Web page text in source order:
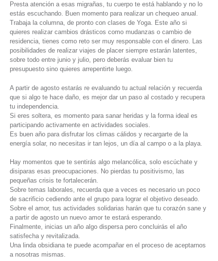
Presta atención a esas migrañas, tu cuerpo te está hablando y no lo
estás escuchando. Buen momento para realizar un chequeo anual.
Trabaja la columna, de pronto con clases de Yoga. Este año si
quieres realizar cambios drásticos como mudanzas o cambio de
residencia, tienes como reto ser muy responsable con el dinero. Las
posibilidades de realizar viajes de placer siempre estarán latentes,
sobre todo entre junio y julio, pero deberás evaluar bien tu
presupuesto sino quieres arrepentirte luego.
A partir de agosto estarás re evaluando tu actual relación y recuerda
que si algo te hace daño, es mejor dar un paso al costado y recupera
tu independencia.
Si eres soltera, es momento para sanar heridas y la forma ideal es
participando activamente en actividades sociales.
Es buen año para disfrutar los climas cálidos y recargarte de la
energía solar, no necesitas ir tan lejos, un día al campo o a la playa.
Hay momentos que te sentirás algo melancólica, solo escúchate y
disiparas esas preocupaciones. No pierdas tu positivismo, las
pequeñas crisis te fortalecerán.
Sobre temas laborales, recuerda que a veces es necesario un poco
de sacrificio cediendo ante el grupo para lograr el objetivo deseado.
Sobre el amor, tus actividades solidarias harán que tu corazón sane y
a partir de agosto un nuevo amor te estará esperando.
Finalmente, inicias un año algo dispersa pero concluirás el año
satisfecha y revitalizada.
Una linda obsidiana te puede acompañar en el proceso de aceptarnos
a nosotras mismas.